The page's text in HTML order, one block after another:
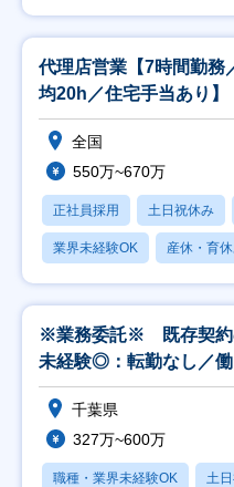
代理店営業【7時間勤務
均20h／住宅手当あり】
全国
550万~670万
正社員採用 土日祝休み
業界未経験OK 産休・育休
※業務委託※ 既存契約
未経験◎：転勤なし／
実】
千葉県
327万~600万
職種・業界未経験OK 土